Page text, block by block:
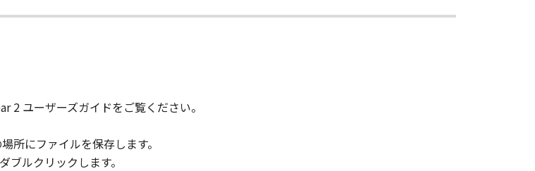
効であると決定された場合でも、その他の条項は完全に有効に存続するものと
ユーザーズガイドをご覧ください。
所にファイルを保存します。
ルクリックします。